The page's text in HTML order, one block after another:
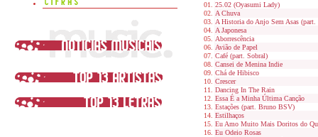
25.02 (Oyasumi Lady)
A Chuva
A Historia do Anjo Sem Asas (part.
A Japonesa
Aborrescência
Avião de Papel
Café (part. Sobral)
Cansei de Menina Indie
Chá de Hibisco
Crescer
Dancing In The Rain
Essa É a Minha Última Canção
Estações (part. Bruno BSV)
Estilhaços
Eu Amo Muito Mais Doritos do
Eu Odeio Rosas